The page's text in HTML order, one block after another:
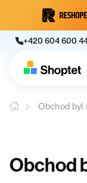
+420 604 600
Obchod byl
Obchod